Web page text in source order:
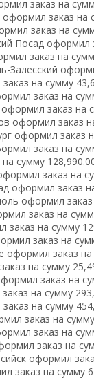
заказ на
заказ на
заказ на
Посад оформил
заказ на
Залесский
на сумму
заказ на
заказ на
оформил заказ
оформил заказ
заказ на
сумму
заказ на
оформил заказ
оформил заказ
заказ на
на сумму
заказ на
оформил заказ
на сумму
заказ на
на сумму
на сумму
заказ на
заказ на
заказ на
оформил
заказ на сумму